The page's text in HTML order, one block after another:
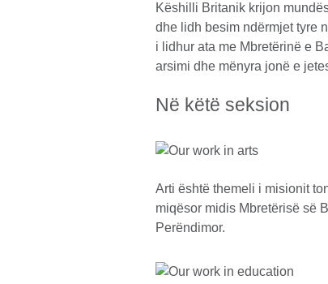
Këshilli Britanik krijon
dhe lidh besim ndërmjet tyre
i lidhur ata me Mbretërinë e
arsimi dhe mënyra jonë e
Në këtë seksion
Arti është themeli i misionit
miqësor midis Mbretërisë së
Perëndimor.